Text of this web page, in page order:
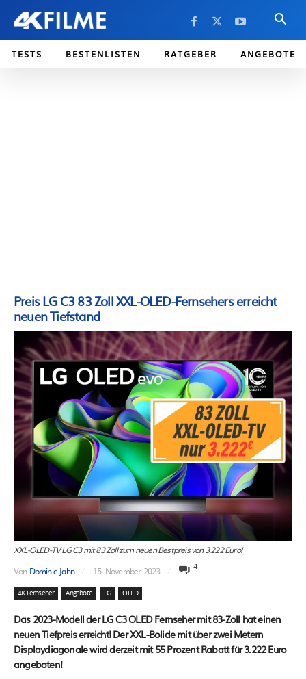
TESTS BESTENLISTEN RATGEBER ANGEBOTE
Preis LG C3 83 Zoll XXL-OLED-Fernsehers erreicht
neuen Tiefstand
XXL-OLED-TV LG C3 mit 83 Zoll zum neuen Bestpreis von 3.222 Euro!
Von Dominic Jahn 15. November 2023 4
4K Fernseher Angebote LG OLED
Das 2023-Modell der LG C3 OLED Fernseher mit 83-Zoll hat einen
neuen Tiefpreis erreicht! Der XXL-Bolide mit über zwei Metern
Displaydiagonale wird derzeit mit 55 Prozent Rabatt für 3.222 Euro
angeboten!